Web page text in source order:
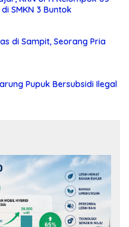
SMKN 3 Buntok
di Sampit, Seorang Pria
Pupuk Bersubsidi Ilegal